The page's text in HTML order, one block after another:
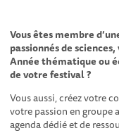
Vous êtes membre
passionnés de
Année thématique ou
de votre festival ?
Vous aussi, créez votre
votre passion en groupe
agenda dédié et de